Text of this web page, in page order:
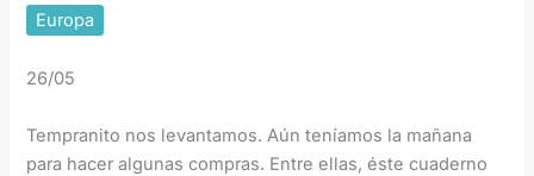
Europa
26/05
Tempranito nos levantamos. Aún teníamos la mañana
para hacer algunas compras. Entre ellas, éste cuaderno